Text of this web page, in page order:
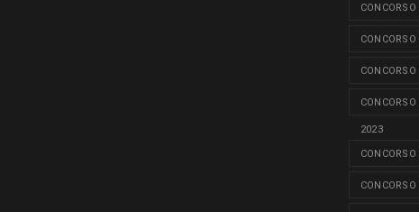
2023